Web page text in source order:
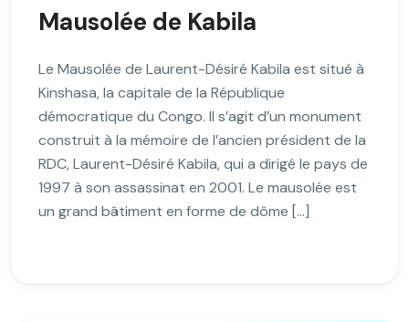
Mausolée de Kabila
Le Mausolée de Laurent-Désiré Kabila est situé à
Kinshasa, la capitale de la République
démocratique du Congo. Il s’agit d’un monument
construit à la mémoire de l’ancien président de la
RDC, Laurent-Désiré Kabila, qui a dirigé le pays de
1997 à son assassinat en 2001. Le mausolée est
un grand bâtiment en forme de dôme […]